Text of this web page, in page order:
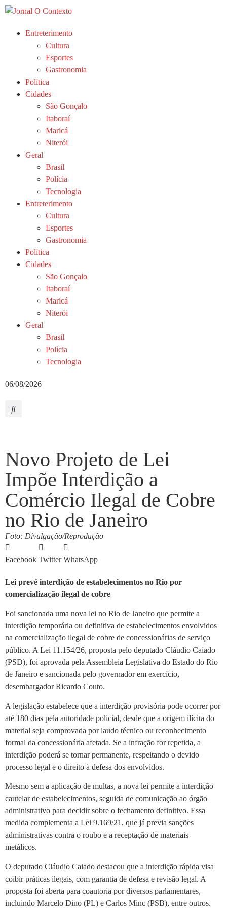
Entreterimento
Cultura
Esportes
Gastronomia
Política
Cidades
São Gonçalo
Itaboraí
Maricá
Niterói
Geral
Brasil
Polícia
Tecnologia
Entreterimento
Cultura
Esportes
Gastronomia
Política
Cidades
São Gonçalo
Itaboraí
Maricá
Niterói
Geral
Brasil
Polícia
Tecnologia
06/08/2026
Novo Projeto de Lei
Impõe Interdição a
Comércio Ilegal de Cobre
no Rio de Janeiro
Foto: Divulgação/Reprodução
Facebook Twitter WhatsApp
Lei prevê interdição de estabelecimentos no Rio por
comercialização ilegal de cobre
Foi sancionada uma nova lei no Rio de Janeiro que permite a
interdição temporária ou definitiva de estabelecimentos envolvidos
na comercialização ilegal de cobre de concessionárias de serviço
público. A Lei 11.154/26, proposta pelo deputado Cláudio Caiado
(PSD), foi aprovada pela Assembleia Legislativa do Estado do Rio
de Janeiro e sancionada pelo governador em exercício,
desembargador Ricardo Couto.
A legislação estabelece que a interdição provisória pode ocorrer por
até 180 dias pela autoridade policial, desde que a origem ilícita do
material seja comprovada por laudo técnico ou reconhecimento
formal da concessionária afetada. Se a infração for repetida, a
interdição poderá se tornar permanente, respeitando o devido
processo legal e o direito à defesa dos envolvidos.
Mesmo sem a aplicação de multas, a nova lei permite a interdição
cautelar de estabelecimentos, seguida de comunicação ao órgão
administrativo para decidir sobre o fechamento definitivo. Essa
medida complementa a Lei 9.169/21, que já previa sanções
administrativas contra o roubo e a receptação de materiais
metálicos.
O deputado Cláudio Caiado destacou que a interdição rápida visa
coibir práticas ilegais, com garantia de defesa e revisão legal. A
proposta foi aberta para coautoria por diversos parlamentares,
incluindo Marcelo Dino (PL) e Carlos Minc (PSB), entre outros.